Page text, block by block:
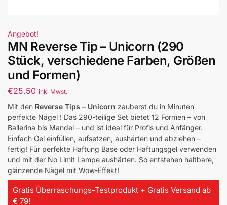
Angebot!
MN Reverse Tip – Unicorn (290
Stück, verschiedene Farben, Größen
und Formen)
€25.50 inkl Mwst.
Mit den Reverse Tips – Unicorn zauberst du in Minuten
perfekte Nägel ! Das 290-teilige Set bietet 12 Formen – von
Ballerina bis Mandel – und ist ideal für Profis und Anfänger.
Einfach Gel einfüllen, aufsetzen, aushärten und abziehen –
fertig! Für perfekte Haftung Base oder Haftungsgel verwenden
und mit der No Limit Lampe aushärten. So entstehen haltbare,
glänzende Nägel mit Wow-Effekt!
Gratis Überraschungs-Testprodukt + Gratis Versand ab
€ 79!